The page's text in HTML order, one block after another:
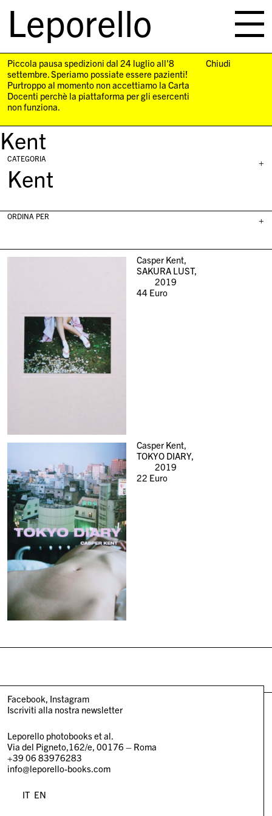
Leporello
navigation
Piccola pausa spedizioni dal 24 luglio all'8
settembre. Speriamo possiate essere pazienti!
Purtroppo al momento non accettiamo la Carta
Docenti perchè la piattaforma per gli esercenti
non funziona.
Chiudi
Kent
+
CATEGORIA
Kent
+
ORDINA PER
Casper Kent,
SAKURA LUST,
2019
44Euro
Casper Kent,
TOKYO DIARY,
2019
22 Euro
Facebook Instagram
Iscriviti alla nostra newsletter
Leporello photobooks et al.
Via del Pigneto,162/e, 00176 – Roma
+39 06 83976283
info@leporello-books.com
IT EN